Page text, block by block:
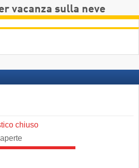
vacanza sulla neve
chiuso